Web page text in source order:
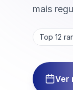
mais
Top 12
Ver